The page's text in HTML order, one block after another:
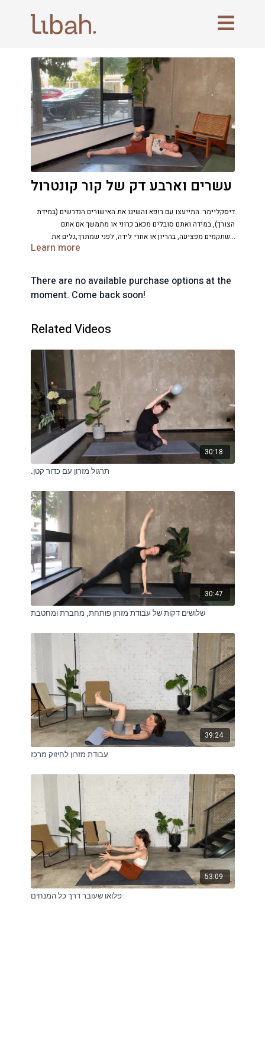
עשרים וארבע דק של קור קונטרול
דיסקליימר: התייעצו עם רופא והשיגו את האישורים הנדרשים (במידת
הצורך), במידה ואתם סובלים מכאב כרוני או מתמשך אם אתם
משתקמים מפציעה, בהריון או אחרי לידה, לפני שמתרך,גלים את
Learn more
There are no available purchase options at the
moment. Come back soon!
Related Videos
30:18
.תרגול מזרון עם כדור קטן
30:47
שלושים דקות של עבודת מזרון פותחת, מחברת ומחטבת
39:24
עבודת מזרון לחיזוק מרכז
53:09
פלואו שעובר דרך כל המנחים